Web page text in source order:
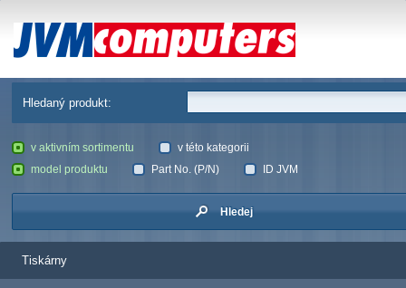
JVM Computers
Hledaný produkt:
v aktivním sortimentu
v této kategorii
model produktu
Part No. (P/N) ID JVM
Hledej
Tiskárny